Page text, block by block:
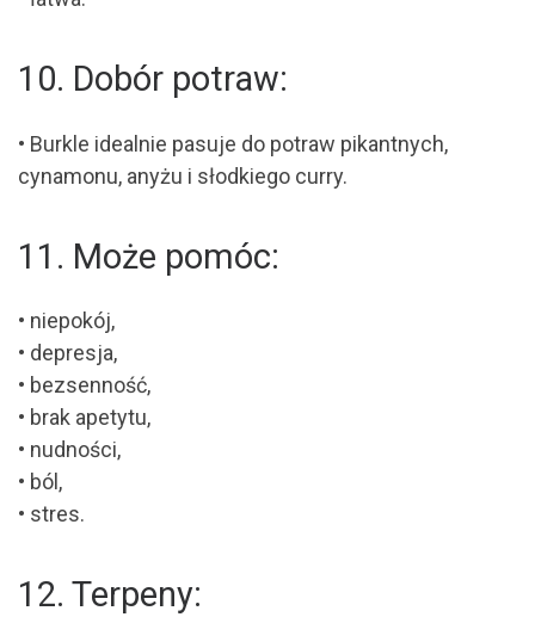
10. Dobór potraw:
• Burkle idealnie pasuje do potraw pikantnych,
cynamonu, anyżu i słodkiego curry.
11. Może pomóc:
• niepokój,
• depresja,
• bezsenność,
• brak apetytu,
• nudności,
• ból,
• stres.
12. Terpeny: